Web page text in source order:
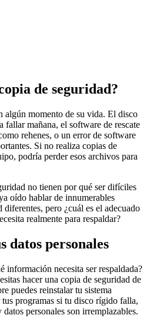
de seguridad?
algún momento de su vida. El disco
fallar mañana, el software de rescate
rehenes, o un error de software
Si no realiza copias de
podría perder esos archivos para
no tienen por qué ser difíciles
oído hablar de innumerables
pero ¿cuál es el adecuado
realmente para respaldar?
datos personales
información necesita ser respaldada?
hacer una copia de seguridad de
puedes reinstalar tu sistema
programas si tu disco rígido falla,
personales son irremplazables.